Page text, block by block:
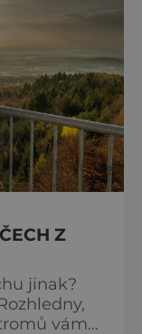
Z
jinak?
vám